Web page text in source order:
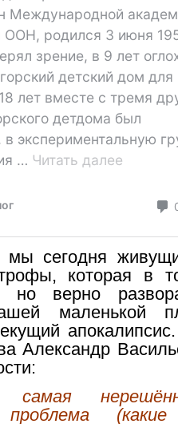
мы сегодня
которая в
верно
маленькой
Александр
самая
проблема